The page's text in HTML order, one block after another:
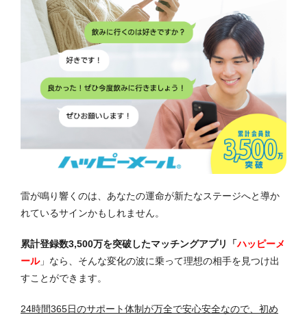
雷が鳴り響くのは、あなたの運命が新たなステージへと導か
れているサインかもしれません。
累計登録数3,500万を突破したマッチングアプリ「ハッピーメ
ール」なら、そんな変化の波に乗って理想の相手を見つけ出
すことができます。
24時間365日のサポート体制が万全で安心安全なので、初め